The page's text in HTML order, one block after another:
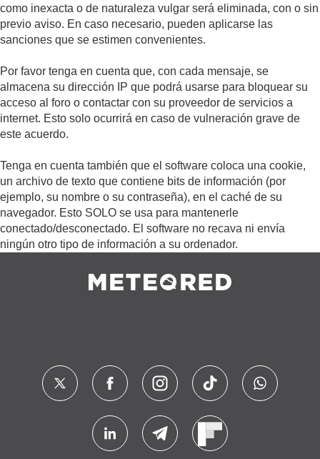
como inexacta o de naturaleza vulgar será eliminada, con o sin
previo aviso. En caso necesario, pueden aplicarse las
sanciones que se estimen convenientes.
Por favor tenga en cuenta que, con cada mensaje, se
almacena su dirección IP que podrá usarse para bloquear su
acceso al foro o contactar con su proveedor de servicios a
internet. Esto solo ocurrirá en caso de vulneración grave de
este acuerdo.
Tenga en cuenta también que el software coloca una cookie,
un archivo de texto que contiene bits de información (por
ejemplo, su nombre o su contraseña), en el caché de su
navegador. Esto SOLO se usa para mantenerle
conectado/desconectado. El software no recava ni envía
ningún otro tipo de información a su ordenador.